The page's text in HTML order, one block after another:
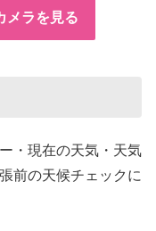
メラを見る
・現在の天気・天気
前の天候チェックに